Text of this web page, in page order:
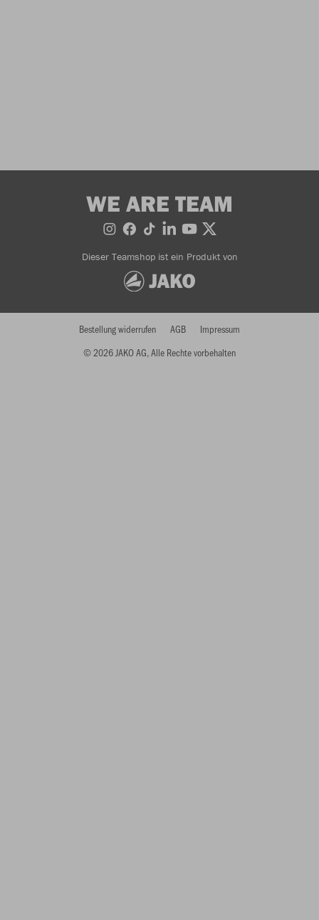
WE ARE TEAM
Dieser Teamshop ist ein Produkt von
© 2026 JAKO AG, Alle Rechte vorbehalten
Bestellung widerrufen AGB Impressum